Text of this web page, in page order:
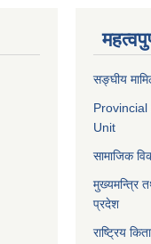
सङ्‍घीय
Unit
सामाजिक
मुख्यमन्त्रि
प्रदेश
राष्ट्रिय